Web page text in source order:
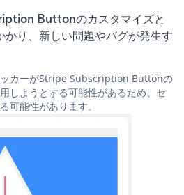
Buttonのカスタマイズと
り、新しい問題やバグが発生す
カーがStripe Subscription Buttonの
しようとする可能性があるため、セ
可能性があります。